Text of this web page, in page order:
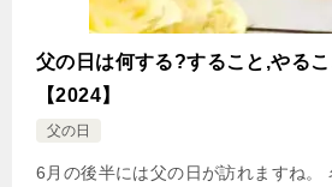
父の日は何する?すること,やる
【2024】
父の日
6月の後半には父の日が訪れますね。